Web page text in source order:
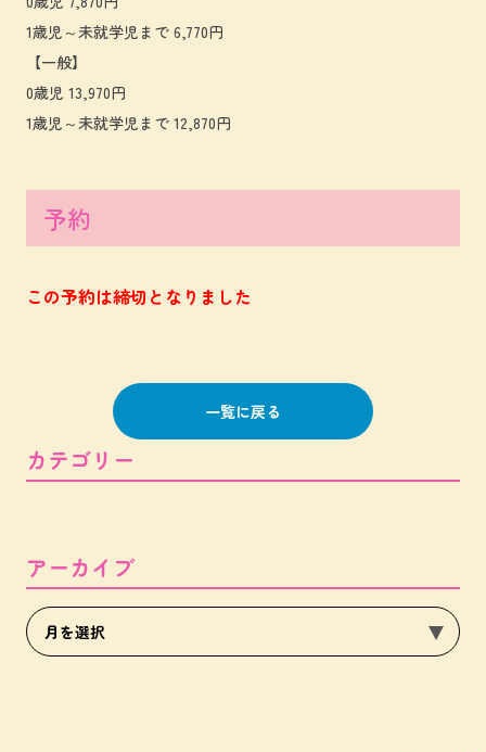
1歳児～未就学児まで 6,770円
【一般】
0歳児 13,970円
1歳児～未就学児まで 12,870円
予約
この予約は締切となりました
一覧に戻る
カテゴリー
アーカイブ